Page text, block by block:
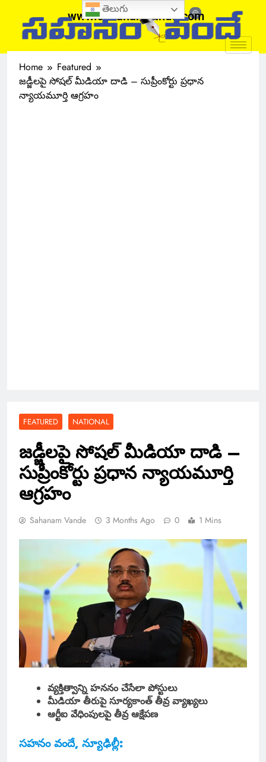
www.sahanamvande.com
Home
Featured
జడ్జీలపై సోషల్ మీడియా దాడి – సుప్రీంకోర్టు ప్రధాన
న్యాయమూర్తి ఆగ్రహం
FEATURED NATIONAL
జడ్జీలపై సోషల్ మీడియా దాడి –
సుప్రీంకోర్టు ప్రధాన న్యాయమూర్తి
ఆగ్రహం
Sahanam Vande 3 Months Ago 0 1 Mins
వ్యక్తిత్వాన్ని హననం చేసేలా పోస్టులు
మీడియా తీరుపై సూర్యకాంత్ తీవ్ర వ్యాఖ్యలు
ఆర్టీఐ వేధింపులపై తీవ్ర ఆక్షేపణ
సహనం వందే, న్యూఢిల్లీ:
తెలుగు